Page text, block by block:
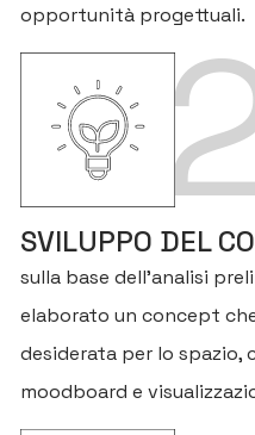
opportunità progettuali.
SVILUPPO DEL
sulla base dell’analisi
elaborato un concept
desiderata per lo spazio,
moodboard e